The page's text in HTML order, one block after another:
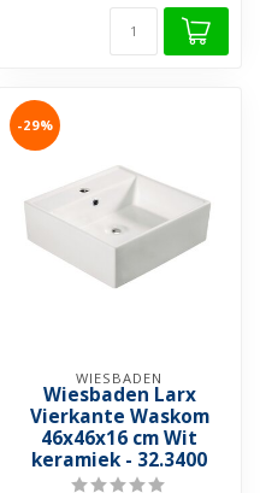
-29%
WIESBADEN
Wiesbaden Larx
Vierkante Waskom
46x46x16 cm Wit
keramiek - 32.3400